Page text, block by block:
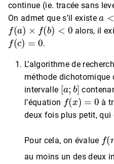
continue (ie. tracée sans
On admet que s’il existe
a<
f(a )×f(b)<0
alors, il
f(c)= 0
.
L’algorithme de
méthode dichotomique
intervalle
[a;b]
l’équation
f(x)=0
à
deux fois plus petit,
Pour cela, on évalue
f(m
au moins un des deux